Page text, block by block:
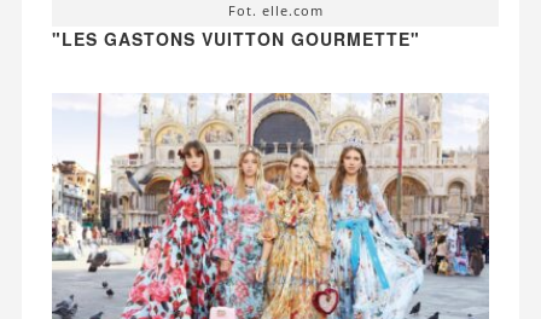
Fot. elle.com
"LES GASTONS VUITTON GOURMETTE"